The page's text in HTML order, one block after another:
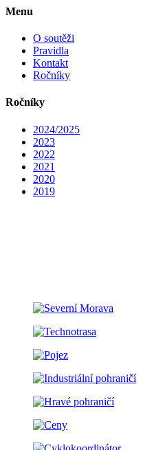
Menu
O soutěži
Pravidla
Kontakt
Ročníky
Ročníky
2024/2025
2023
2022
2021
2020
2019